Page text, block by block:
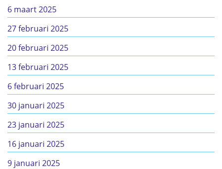
6 maart 2025
27 februari 2025
20 februari 2025
13 februari 2025
6 februari 2025
30 januari 2025
23 januari 2025
16 januari 2025
9 januari 2025